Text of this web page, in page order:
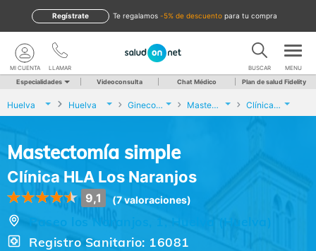
te regalamos -5% de descuento para tu compra
Regístrate
LLAMAR
MI CUENTA BUSCAR MENU
Especialidades Videoconsulta Chat Médico Plan de salud Fidelity
Huelva Huelva Ginecología y Obstetricia Mastectomía simple Clínica HLA Los Naranjos
Mastectomía simple
Clínica HLA Los Naranjos
9,1 (7 valoraciones)
Paseo los Naranjos, 1, Huelva (Huelva)
Registro Sanitario: 16081